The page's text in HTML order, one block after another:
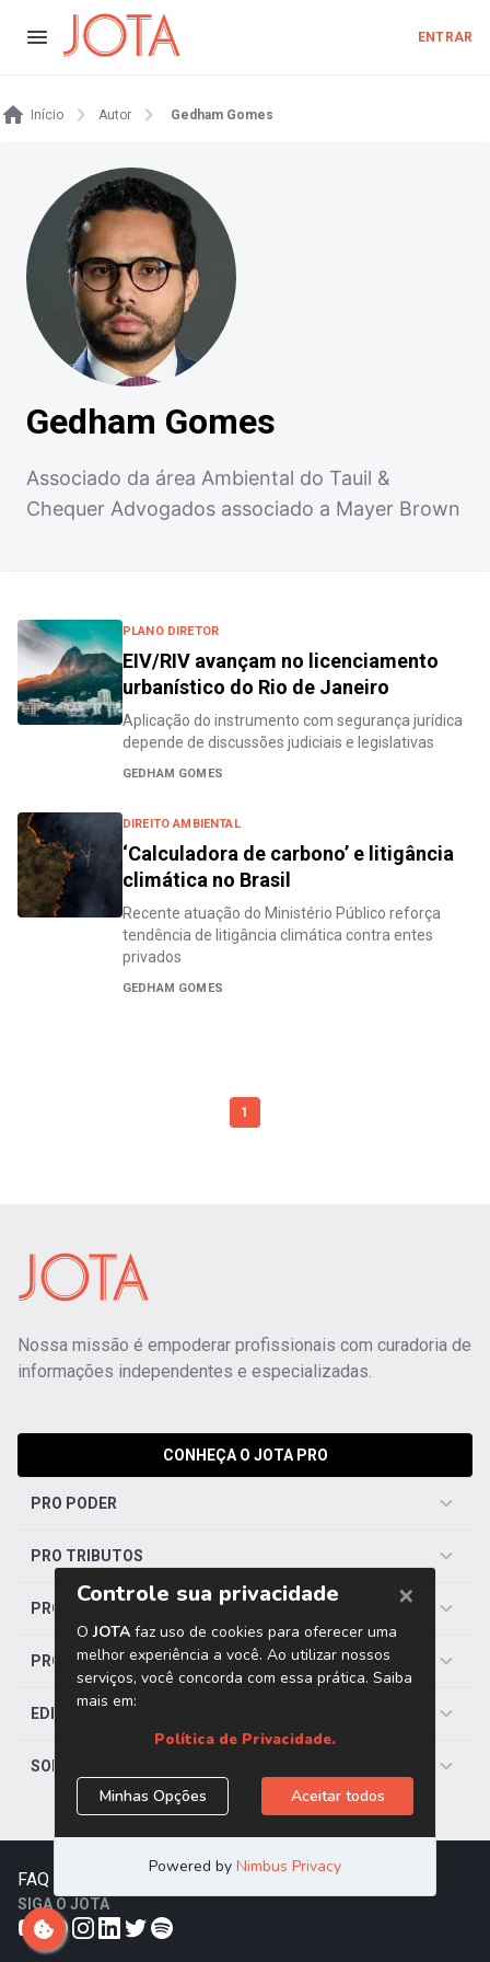
ENTRAR
Início Autor Gedham Gomes
Gedham Gomes
Associado da área Ambiental do Tauil &
Chequer Advogados associado a Mayer Brown
PLANO DIRETOR
EIV/RIV avançam no licenciamento
urbanístico do Rio de Janeiro
Aplicação do instrumento com segurança jurídica
depende de discussões judiciais e legislativas
GEDHAM GOMES
DIREITO AMBIENTAL
‘Calculadora de carbono’ e litigância
climática no Brasil
Recente atuação do Ministério Público reforça
tendência de litigância climática contra entes
privados
GEDHAM GOMES
1
Nossa missão é empoderar profissionais com curadoria de
informações independentes e especializadas.
CONHEÇA O JOTA PRO
PRO PODER
PRO TRIBUTOS
PRO TRABALHISTA
PRO SAÚDE
EDITORIAS
SOBRE O JOTA
FAQ Trabalhe Conosco
SIGA O JOTA